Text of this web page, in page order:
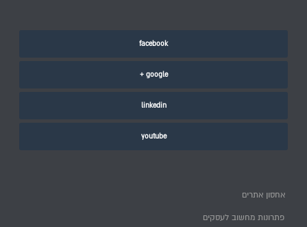
facebook
google +
linkedin
youtube
אחסון אתרים
פתרונות מחשוב לעסקים